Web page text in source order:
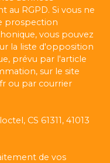
RGPD. Si vous ne
prospection
vous pouvez
la liste d'opposition
prévu par l'article
sur le site
ou par courrier
CS 61311, 41013
de vos